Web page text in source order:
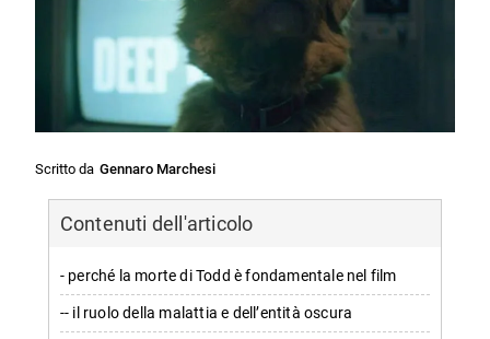
Scritto da Gennaro Marchesi
Contenuti dell'articolo
- perché la morte di Todd è fondamentale nel film
-- il ruolo della malattia e dell’entità oscura